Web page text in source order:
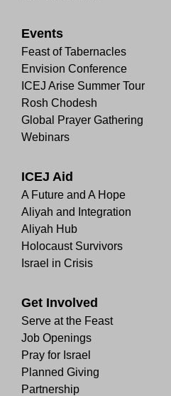
Events
Feast of Tabernacles
Envision Conference
ICEJ Arise Summer Tour
Rosh Chodesh
Global Prayer Gathering
Webinars
ICEJ Aid
A Future and A Hope
Aliyah and Integration
Aliyah Hub
Holocaust Survivors
Israel in Crisis
Get Involved
Serve at the Feast
Job Openings
Pray for Israel
Planned Giving
Partnership